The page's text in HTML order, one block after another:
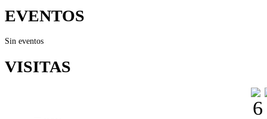
EVENTOS
Sin eventos
VISITAS